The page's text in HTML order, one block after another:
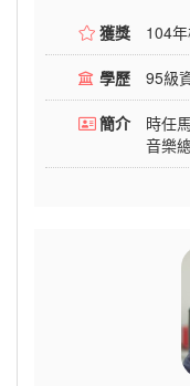
獲獎 104
學歷 95級
簡介
時任
音樂